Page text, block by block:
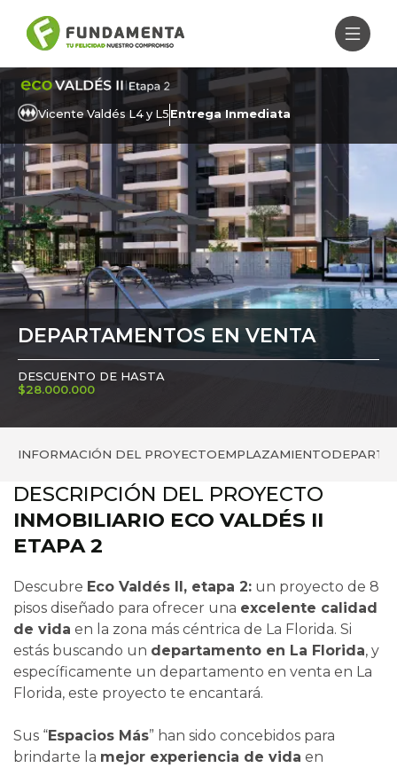
Vicente Valdés L4 y L5 Entrega Inmediata
DEPARTAMENTOS EN VENTA
DESCUENTO DE HASTA
$28.000.000
INFORMACIÓN DEL PROYECTOEMPLAZAMIENTO
DESCRIPCIÓN DEL PROYECTO
INMOBILIARIO ECO VALDÉS II
ETAPA 2
Descubre Eco Valdés II, etapa 2: un proyecto de 8
pisos diseñado para ofrecer una excelente calidad
de vida en la zona más céntrica de La Florida. Si
estás buscando un departamento en La Florida, y
específicamente un departamento en venta en La
Florida, este proyecto te encantará.
Sus “Espacios Más” han sido concebidos para
brindarte la mejor experiencia de vida en